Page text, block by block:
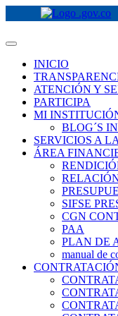
INICIO
ATENCIÓN Y
PARTICIPA
MI
BLOG´S
SERVICIOS A
ÁREA
SIFSE
CGN
PAA
PLAN DE
manual de